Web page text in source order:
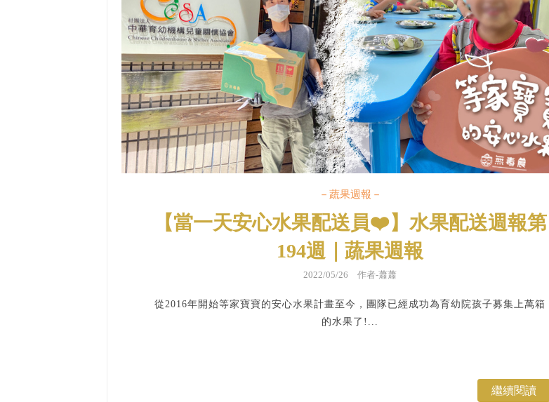
－蔬果週報－
【當一天安心水果配送員❤️】水果配送週報第
194週｜蔬果週報
2022/05/26 作者-蕭蕭
從2016年開始等家寶寶的安心水果計畫至今，團隊已經成功為育幼院孩子募集上萬箱
的水果了!...
繼續閱讀